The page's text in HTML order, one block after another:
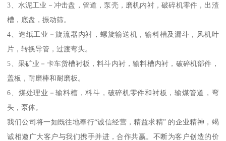
3、水泥工业－冲击盘，管道，泵壳，磨机内衬，破碎机零件，出渣
槽，底盘，振动筛。
4、造纸工业－旋流器内衬，螺旋输送机，输料槽及漏斗，风机叶
片，转换导管，过渡弯头。
5、采矿业－卡车货槽衬板，料斗内衬，输料槽内衬，破碎机部件，
盖板，耐磨棒和耐磨板。
6、煤处理业－输料槽，料斗，破碎机零件和衬板，输煤管道，弯
头，泵体。
我们公司将一如既往地奉行“诚信经营，精益求精” 的企业精神，竭
诚相邀广大客户与我们携手并进，合作共赢。不断为客户创造的价